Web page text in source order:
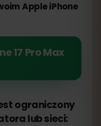
Apple iPhone
17 Pro Max
ograniczony
lub sieci: